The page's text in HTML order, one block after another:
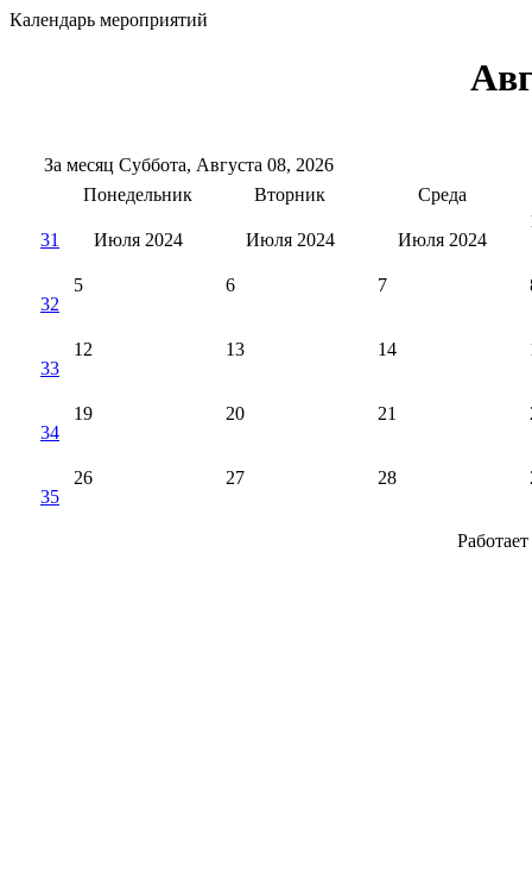
Календарь мероприятий
За месяц Суббота, Августа 08, 2026
Понедельник
Вторник Среда
31 Июля 2024 Июля 2024 Июля 2024
32
5 6 7
33
12 13 14
34
19 20 21
35
26 27 28